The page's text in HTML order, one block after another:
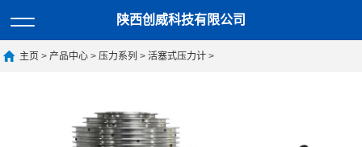
陕西创威科技有限公司
主页 >产品中心 >压力系列 >活塞式压力计 >